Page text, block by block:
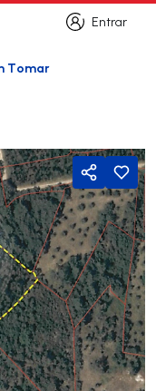
Entrar
Entrar
Tomar
Partilhar